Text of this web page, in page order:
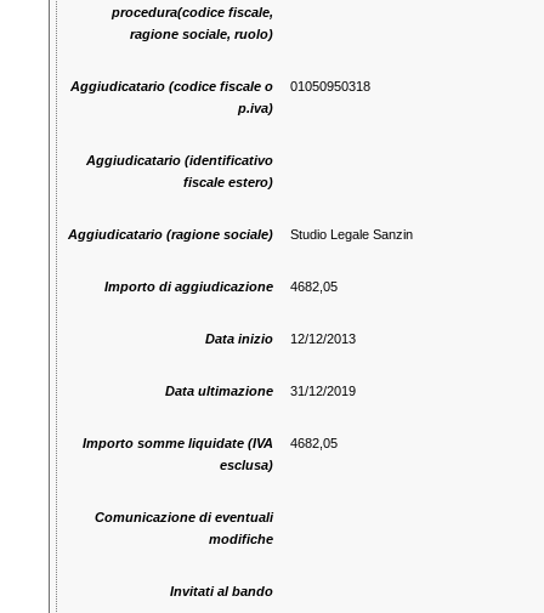
procedura(codice fiscale,
ragione sociale, ruolo)
Aggiudicatario (codice fiscale o
p.iva)
01050950318
Aggiudicatario (identificativo
fiscale estero)
Aggiudicatario (ragione sociale) Studio Legale Sanzin
Importo di aggiudicazione 4682,05
Data inizio 12/12/2013
Data ultimazione 31/12/2019
Importo somme liquidate (IVA
esclusa)
4682,05
Comunicazione di eventuali
modifiche
Invitati al bando